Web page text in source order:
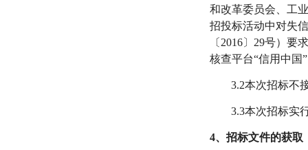
和改革委员会、工
招投标活动中对失
〔 2016〕 29号）要
核查平台“信用中国
3.2本次招标不
3.3本次招标实
4、招标文件的获取